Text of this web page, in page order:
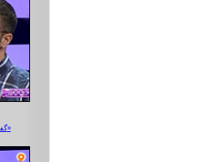
گفت‌وگو در رابطه با «عکاسی کوهستان»